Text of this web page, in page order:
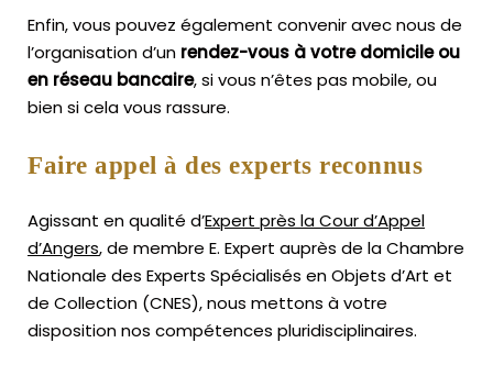
Enfin, vous pouvez également convenir avec nous de
l’organisation d’un rendez-vous à votre domicile ou
en réseau bancaire, si vous n’êtes pas mobile, ou
bien si cela vous rassure.
Faire appel à des experts reconnus
Agissant en qualité d’Expert près la Cour d’Appel
d’Angers, de membre E. Expert auprès de laChambre
Nationale des Experts Spécialisés en Objets d’Art et
de Collection (CNES),nous mettons à votre
disposition nos compétences pluridisciplinaires.